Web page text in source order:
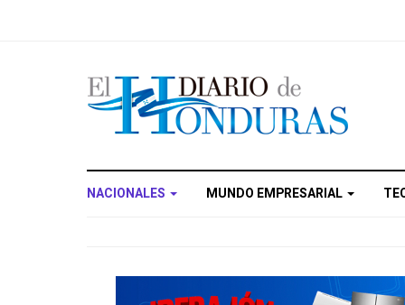
NACIONALES MUNDO EMPRESARIAL